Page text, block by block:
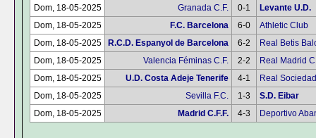
Dom, 18-05-2025
Granada C.F. 0-1
Levante U.D.
Dom, 18-05-2025
F.C. Barcelona 6-0
Athletic Club
Dom, 18-05-2025
R.C.D. Espanyol de Barcelona 6-2
Real Betis
Dom, 18-05-2025
Valencia Féminas C.F. 2-2
Real Madrid
Dom, 18-05-2025
U.D. Costa Adeje Tenerife 4-1
Real
Dom, 18-05-2025
Sevilla F.C. 1-3
S.D. Eibar
Dom, 18-05-2025
Madrid C.F.F. 4-3 Deportivo